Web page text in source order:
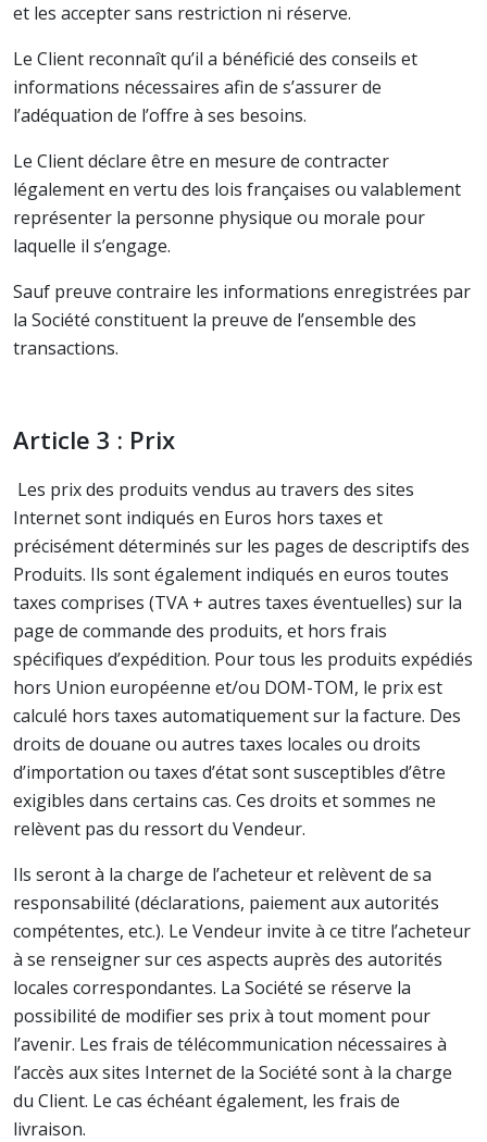
et les accepter sans restriction ni réserve.
Le Client reconnaît qu’il a bénéficié des conseils et
informations nécessaires afin de s’assurer de
l’adéquation de l’offre à ses besoins.
Le Client déclare être en mesure de contracter
légalement en vertu des lois françaises ou valablement
représenter la personne physique ou morale pour
laquelle il s’engage.
Sauf preuve contraire les informations enregistrées par
la Société constituent la preuve de l’ensemble des
transactions.
Article 3 : Prix
Les prix des produits vendus au travers des sites
Internet sont indiqués en Euros hors taxes et
précisément déterminés sur les pages de descriptifs des
Produits. Ils sont également indiqués en euros toutes
taxes comprises (TVA + autres taxes éventuelles) sur la
page de commande des produits, et hors frais
spécifiques d’expédition. Pour tous les produits expédiés
hors Union européenne et/ou DOM-TOM, le prix est
calculé hors taxes automatiquement sur la facture. Des
droits de douane ou autres taxes locales ou droits
d’importation ou taxes d’état sont susceptibles d’être
exigibles dans certains cas. Ces droits et sommes ne
relèvent pas du ressort du Vendeur.
Ils seront à la charge de l’acheteur et relèvent de sa
responsabilité (déclarations, paiement aux autorités
compétentes, etc.). Le Vendeur invite à ce titre l’acheteur
à se renseigner sur ces aspects auprès des autorités
locales correspondantes. La Société se réserve la
possibilité de modifier ses prix à tout moment pour
l’avenir. Les frais de télécommunication nécessaires à
l’accès aux sites Internet de la Société sont à la charge
du Client. Le cas échéant également, les frais de
livraison.